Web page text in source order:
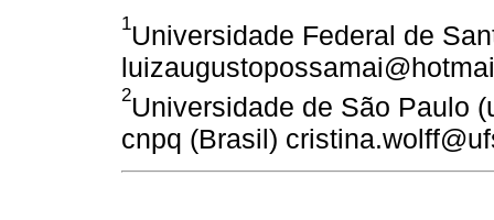
1Universidade Federal de
2Universidade de São Paulo
cnpq (Brasil)